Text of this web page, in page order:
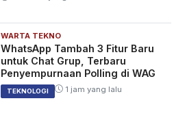
WARTA TEKNO
WhatsApp Tambah 3 Fitur Baru
untuk Chat Grup, Terbaru
Penyempurnaan Polling di WAG
TEKNOLOGI 1 jam yang lalu